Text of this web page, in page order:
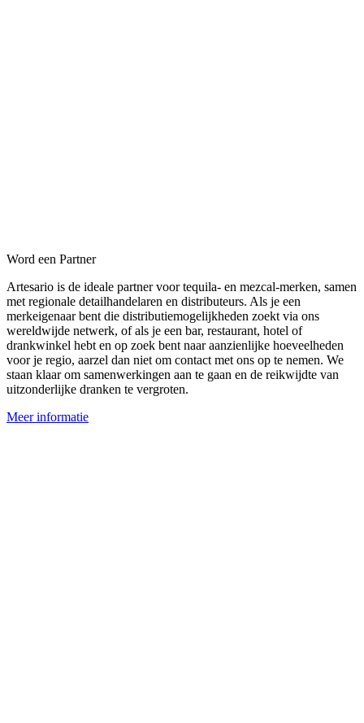
Word een Partner
Artesario is de ideale partner voor tequila- en mezcal-merken, samen
met regionale detailhandelaren en distributeurs. Als je een
merkeigenaar bent die distributiemogelijkheden zoekt via ons
wereldwijde netwerk, of als je een bar, restaurant, hotel of
drankwinkel hebt en op zoek bent naar aanzienlijke hoeveelheden
voor je regio, aarzel dan niet om contact met ons op te nemen. We
staan klaar om samenwerkingen aan te gaan en de reikwijdte van
uitzonderlijke dranken te vergroten.
Meer informatie